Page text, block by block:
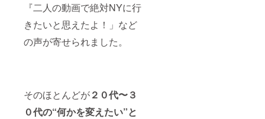
『二人の動画で絶対NYに行
きたいと思えたよ！」など
の声が寄せられました。
そのほとんどが２０代〜３
０代の“何かを変えたい”と